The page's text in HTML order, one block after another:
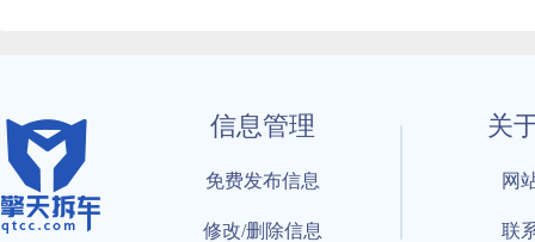
信息管理
免费发布信息
修改/删除信息
关
网
联